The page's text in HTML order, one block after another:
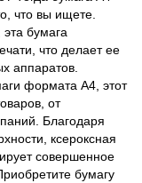
что вы ищете.
бумага
что делает ее
аппаратов.
формата А4, этот
от
Благодаря
ксероксная
совершенное
бумагу